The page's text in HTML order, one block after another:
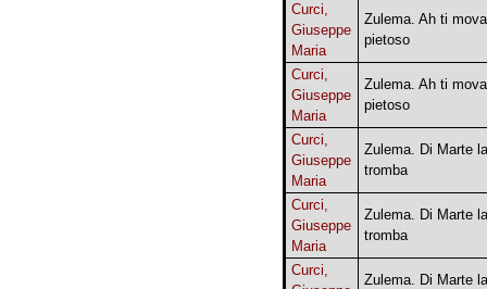
Curci,
Giuseppe
Maria
Zulema. Ah ti
pietoso
Curci,
Giuseppe
Maria
Zulema. Ah ti
pietoso
Curci,
Giuseppe
Maria
Zulema. Di Marte la
tromba
Curci,
Giuseppe
Maria
Zulema. Di Marte la
tromba
Curci,
Zulema. Di Marte la